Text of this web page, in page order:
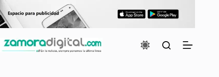
al
contenido